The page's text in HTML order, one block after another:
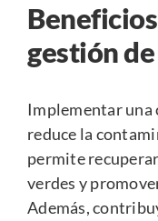
gestión
Implementar una
reduce la
permite
verdes y
Además,